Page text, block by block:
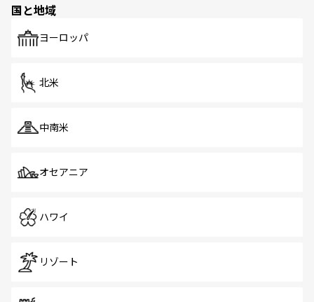
で、ホーカーズは地元の風情を楽しめる外せないスポット
国と地域
ヨーロッパ
北米
中南米
オセアニア
ハワイ
リゾート